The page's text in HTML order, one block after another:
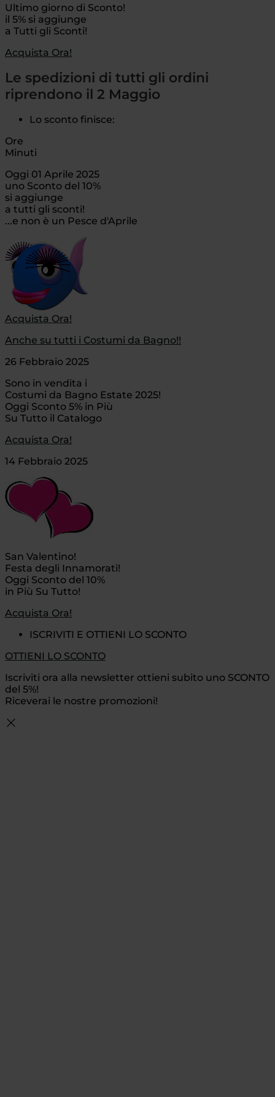
Ultimo giorno di Sconto!
il 5% si aggiunge
a Tutti gli Sconti!
Acquista Ora!
Le spedizioni di tutti gli ordini
riprendono il 2 Maggio
Lo sconto finisce:
Ore
Minuti
Oggi 01 Aprile 2025
uno Sconto del 10%
si aggiunge
a tutti gli sconti!
...e non è un Pesce d'Aprile
Acquista Ora!
Anche su tutti i Costumi da Bagno!!
26 Febbraio 2025
Sono in vendita i
Costumi da Bagno Estate 2025!
Oggi Sconto 5% in Più
Su Tutto il Catalogo
Acquista Ora!
14 Febbraio 2025
San Valentino!
Festa degli Innamorati!
Oggi Sconto del 10%
in Più Su Tutto!
Acquista Ora!
ISCRIVITI E OTTIENI LO SCONTO
OTTIENI LO SCONTO
Iscriviti ora alla newsletter ottieni subito uno SCONTO
del 5%!
Riceverai le nostre promozioni!